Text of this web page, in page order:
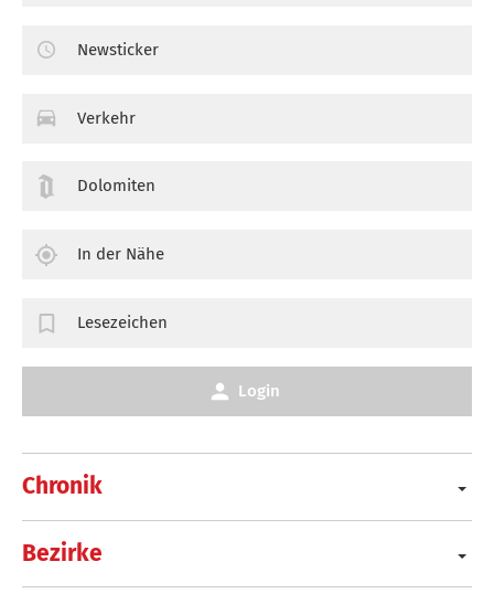
Chronik
Bezirke
Newsticker
Verkehr
Dolomiten
In der Nähe
Lesezeichen
Login